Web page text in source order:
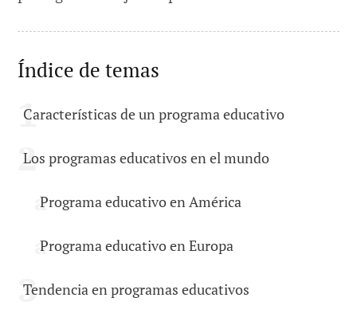
Índice de temas
Características de un programa educativo
Los programas educativos en el mundo
Programa educativo en América
Programa educativo en Europa
Tendencia en programas educativos